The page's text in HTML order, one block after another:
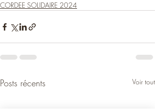
CORDEE SOLIDAIRE 2024
Posts récents Voir tout